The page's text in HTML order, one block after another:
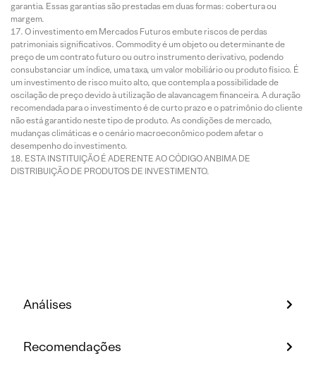
garantia. Essas garantias são prestadas em duas formas: cobertura ou
margem.
O investimento em Mercados Futuros embute riscos de perdas
patrimoniais significativos. Commodity é um objeto ou determinante de
preço de um contrato futuro ou outro instrumento derivativo, podendo
consubstanciar um índice, uma taxa, um valor mobiliário ou produto físico. É
um investimento de risco muito alto, que contempla a possibilidade de
oscilação de preço devido à utilização de alavancagem financeira. A duração
recomendada para o investimento é de curto prazo e o patrimônio do cliente
não está garantido neste tipo de produto. As condições de mercado,
mudanças climáticas e o cenário macroeconômico podem afetar o
desempenho do investimento.
ESTA INSTITUIÇÃO É ADERENTE AO CÓDIGO ANBIMA DE
DISTRIBUIÇÃO DE PRODUTOS DE INVESTIMENTO.
Análises
Recomendações